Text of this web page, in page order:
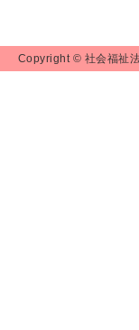
Copyright © 社会福祉